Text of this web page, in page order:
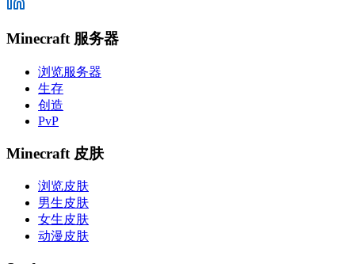
Minecraft 服务器
浏览服务器
生存
创造
PvP
Minecraft 皮肤
浏览皮肤
男生皮肤
女生皮肤
动漫皮肤